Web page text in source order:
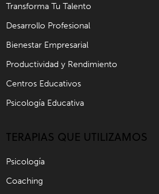
Transforma Tu Talento
Desarrollo Profesional
Bienestar Empresarial
Productividad y Rendimiento
Centros Educativos
Psicología Educativa
TERAPIAS QUE UTILIZAMOS
Psicología
Coaching